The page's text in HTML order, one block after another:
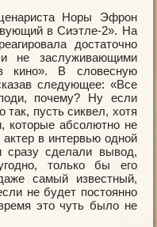
Норы Эфрон
в Сиэтле-2». На
достаточно
не заслуживающими
кино». В словесную
следующее: «Все
почему? Ну если
так, пусть сиквел, хотя
которые абсолютно не
в интервью одной
сразу сделали вывод,
только бы его
самый известный,
не будет постоянно
это чуть было не